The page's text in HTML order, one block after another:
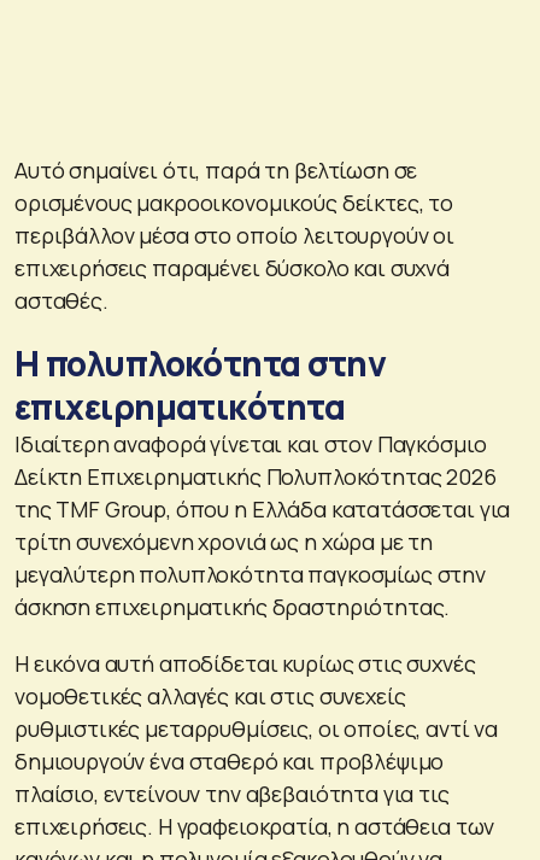
Αυτό σημαίνει ότι, παρά τη βελτίωση σε
ορισμένους μακροοικονομικούς δείκτες, το
περιβάλλον μέσα στο οποίο λειτουργούν οι
επιχειρήσεις παραμένει δύσκολο και συχνά
ασταθές.
Η πολυπλοκότητα στην
επιχειρηματικότητα
Ιδιαίτερη αναφορά γίνεται και στον Παγκόσμιο
Δείκτη Επιχειρηματικής Πολυπλοκότητας 2026
της TMF Group, όπου η Ελλάδα κατατάσσεται για
τρίτη συνεχόμενη χρονιά ως η χώρα με τη
μεγαλύτερη πολυπλοκότητα παγκοσμίως στην
άσκηση επιχειρηματικής δραστηριότητας.
Η εικόνα αυτή αποδίδεται κυρίως στις συχνές
νομοθετικές αλλαγές και στις συνεχείς
ρυθμιστικές μεταρρυθμίσεις, οι οποίες, αντί να
δημιουργούν ένα σταθερό και προβλέψιμο
πλαίσιο, εντείνουν την αβεβαιότητα για τις
επιχειρήσεις. Η γραφειοκρατία, η αστάθεια των